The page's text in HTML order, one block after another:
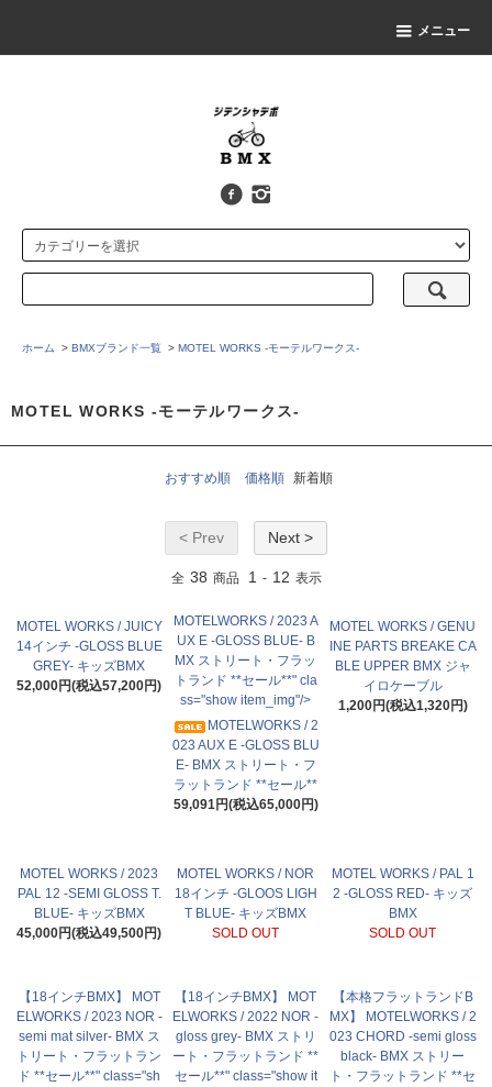
メニュー
ホーム > BMXブランド一覧 > MOTEL WORKS -モーテルワークス-
MOTEL WORKS -モーテルワークス-
おすすめ順 価格順 新着順
< Prev Next >
全 38 商品 1 - 12 表示
MOTEL WORKS / JUICY
14インチ -GLOSS BLUE
GREY- キッズBMX
52,000円(税込57,200円)
MOTELWORKS / 2023 A
UX E -GLOSS BLUE- B
MX ストリート・フラッ
トランド **セール**" cla
ss="show item_img"/>
MOTELWORKS / 2
023 AUX E -GLOSS BLU
E- BMX ストリート・フ
ラットランド **セール**
59,091円(税込65,000円)
MOTEL WORKS / GENU
INE PARTS BREAKE CA
BLE UPPER BMX ジャ
イロケーブル
1,200円(税込1,320円)
MOTEL WORKS / 2023
PAL 12 -SEMI GLOSS T.
BLUE- キッズBMX
45,000円(税込49,500円)
MOTEL WORKS / NOR
18インチ -GLOOS LIGH
T BLUE- キッズBMX
SOLD OUT
MOTEL WORKS / PAL 1
2 -GLOSS RED- キッズ
BMX
SOLD OUT
【18インチBMX】 MOT
ELWORKS / 2023 NOR -
semi mat silver- BMX ス
トリート・フラットラン
ド **セール**" class="sh
【18インチBMX】 MOT
ELWORKS / 2022 NOR -
gloss grey- BMX ストリ
ート・フラットランド **
セール**" class="show it
【本格フラットランドB
MX】 MOTELWORKS / 2
023 CHORD -semi gloss
black- BMX ストリー
ト・フラットランド **セ